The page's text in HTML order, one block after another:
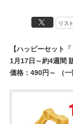
リスト
【ハッピーセット
1月17日～約4週間
価格：490円～ （一